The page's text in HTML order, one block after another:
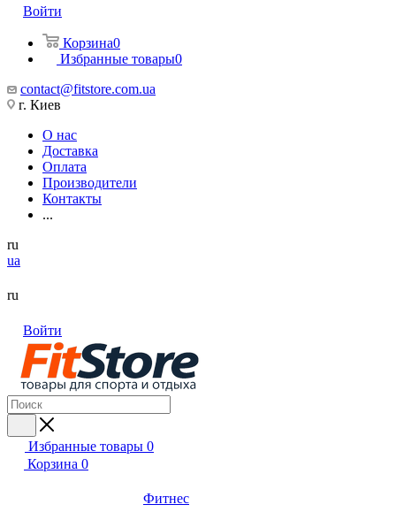
Войти
Корзина0
Избранные товары0
contact@fitstore.com.ua
г. Киев
О нас
Доставка
Оплата
Производители
Контакты
...
ru
ua
ru
Войти
Избранные товары 0
Корзина 0
Фитнес